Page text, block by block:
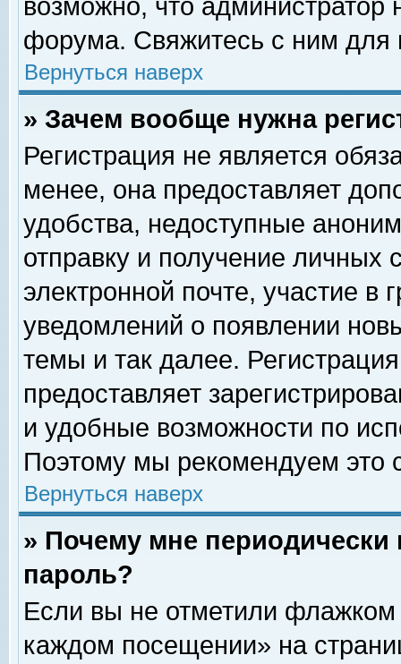
возможно, что
форума. Свяжитесь с ним для
Вернуться наверх
» Зачем вообще нужна
Регистрация не является
менее, она предоставляет
удобства, недоступные
отправку и получение личных
электронной почте, участие в
уведомлений о появлении
темы и так далее.
предоставляет
и удобные возможности по
Поэтому мы рекомендуем это
Вернуться наверх
» Почему мне
пароль?
Если вы не отметили флажком
каждом посещении» на